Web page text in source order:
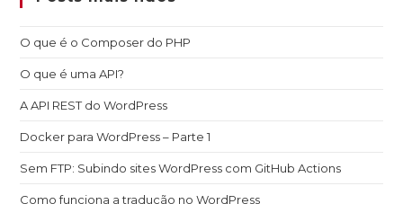
O que é o Composer do PHP
O que é uma API?
A API REST do WordPress
Docker para WordPress – Parte 1
Sem FTP: Subindo sites WordPress com GitHub Actions
Como funciona a tradução no WordPress